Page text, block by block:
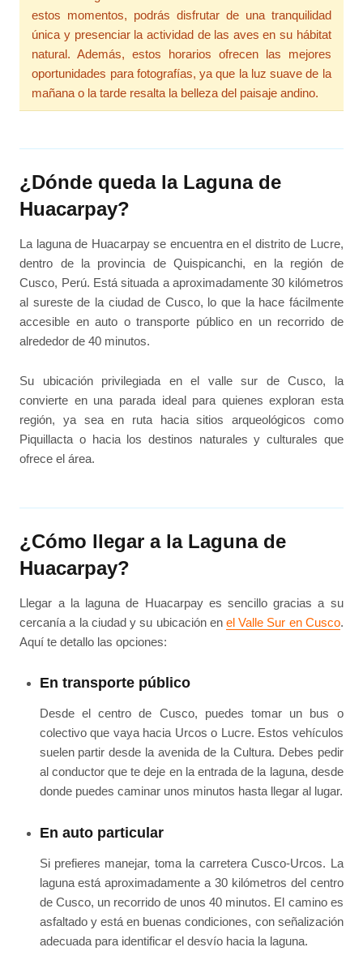
estos momentos, podrás disfrutar de una tranquilidad
única y presenciar la actividad de las aves en su hábitat
natural. Además, estos horarios ofrecen las mejores
oportunidades para fotografías, ya que la luz suave de la
mañana o la tarde resalta la belleza del paisaje andino.
¿Dónde queda la Laguna de
Huacarpay?
La laguna de Huacarpay se encuentra en el distrito de Lucre,
dentro de la provincia de Quispicanchi, en la región de
Cusco, Perú. Está situada a aproximadamente 30 kilómetros
al sureste de la ciudad de Cusco, lo que la hace fácilmente
accesible en auto o transporte público en un recorrido de
alrededor de 40 minutos.
Su ubicación privilegiada en el valle sur de Cusco, la
convierte en una parada ideal para quienes exploran esta
región, ya sea en ruta hacia sitios arqueológicos como
Piquillacta o hacia los destinos naturales y culturales que
ofrece el área.
¿Cómo llegar a la Laguna de
Huacarpay?
Llegar a la laguna de Huacarpay es sencillo gracias a su
cercanía a la ciudad y su ubicación en el Valle Sur en Cusco.
Aquí te detallo las opciones:
En transporte público
Desde el centro de Cusco, puedes tomar un bus o
colectivo que vaya hacia Urcos o Lucre. Estos vehículos
suelen partir desde la avenida de la Cultura. Debes pedir
al conductor que te deje en la entrada de la laguna, desde
donde puedes caminar unos minutos hasta llegar al lugar.
En auto particular
Si prefieres manejar, toma la carretera Cusco-Urcos. La
laguna está aproximadamente a 30 kilómetros del centro
de Cusco, un recorrido de unos 40 minutos. El camino es
asfaltado y está en buenas condiciones, con señalización
adecuada para identificar el desvío hacia la laguna.